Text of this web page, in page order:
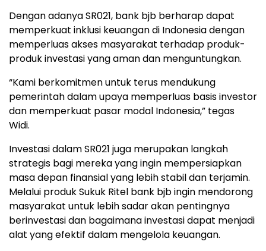
Dengan adanya SR021, bank bjb berharap dapat
memperkuat inklusi keuangan di Indonesia dengan
memperluas akses masyarakat terhadap produk-
produk investasi yang aman dan menguntungkan.
“Kami berkomitmen untuk terus mendukung
pemerintah dalam upaya memperluas basis investor
dan memperkuat pasar modal Indonesia,” tegas
Widi.
Investasi dalam SR021 juga merupakan langkah
strategis bagi mereka yang ingin mempersiapkan
masa depan finansial yang lebih stabil dan terjamin.
Melalui produk Sukuk Ritel bank bjb ingin mendorong
masyarakat untuk lebih sadar akan pentingnya
berinvestasi dan bagaimana investasi dapat menjadi
alat yang efektif dalam mengelola keuangan.